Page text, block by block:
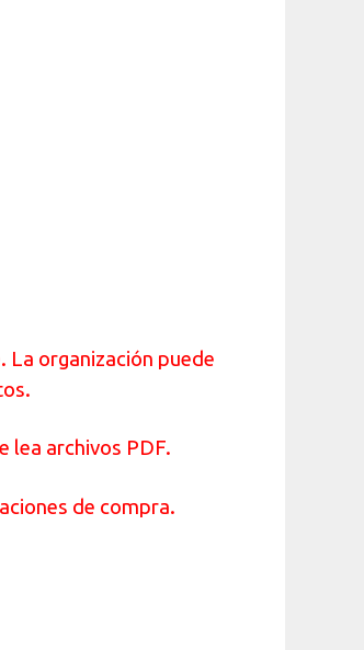
organización puede
lea archivos PDF.
de compra.